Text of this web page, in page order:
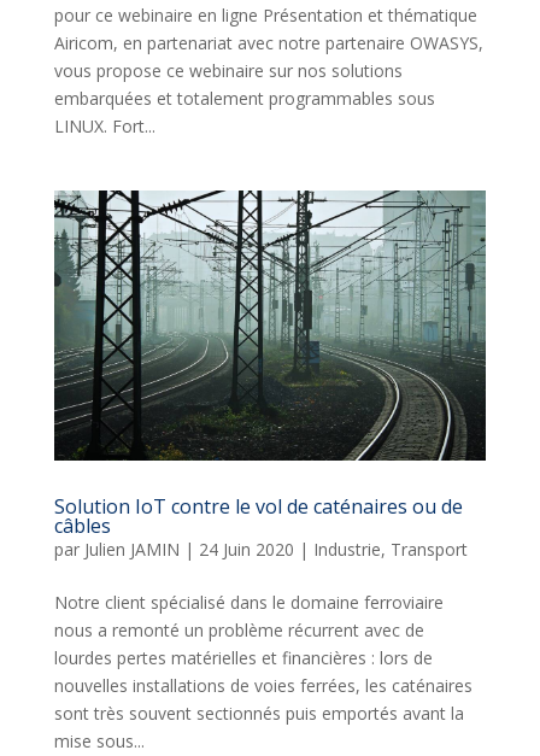
pour ce webinaire en ligne Présentation et thématique
Airicom, en partenariat avec notre partenaire OWASYS,
vous propose ce webinaire sur nos solutions
embarquées et totalement programmables sous
LINUX. Fort...
Solution IoT contre le vol de caténaires ou de
câbles
par Julien JAMIN | 24 Juin 2020 | Industrie, Transport
Notre client spécialisé dans le domaine ferroviaire
nous a remonté un problème récurrent avec de
lourdes pertes matérielles et financières : lors de
nouvelles installations de voies ferrées, les caténaires
sont très souvent sectionnés puis emportés avant la
mise sous...